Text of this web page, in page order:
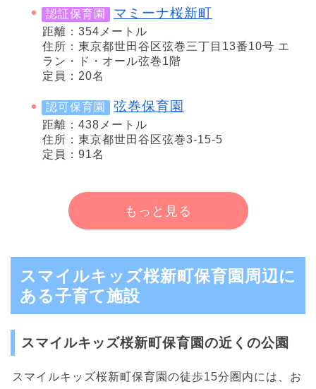
認証保育園 マミーナ桜新町
距離：354メートル
住所：東京都世田谷区弦巻三丁目13番10号 エ
ラン・ド・オール弦巻1階
定員：20名
認可保育園 弦巻保育園
距離：438メートル
住所：東京都世田谷区弦巻3-15-5
定員：91名
もっと見る
スマイルキッズ桜新町保育園周辺に
ある子育て施設
スマイルキッズ桜新町保育園の近くの公園
スマイルキッズ桜新町保育園の徒歩15分圏内には、お